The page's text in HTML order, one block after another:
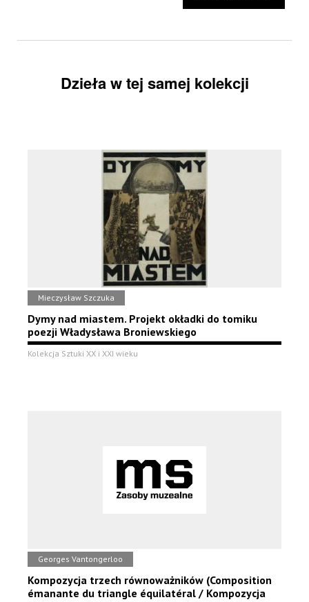
Dzieła w tej samej kolekcji
Mieczysław Szczuka
Dymy nad miastem. Projekt okładki do tomiku
poezji Władysława Broniewskiego
Kolekcja Sztuki XX i XXI wieku
Georges Vantongerloo
Kompozycja trzech równoważników (Composition
émanante du triangle équilatéral / Kompozycja